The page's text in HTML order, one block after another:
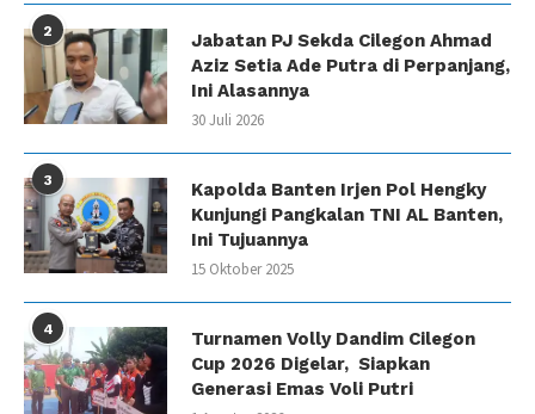
2
Jabatan PJ Sekda Cilegon Ahmad
Aziz Setia Ade Putra di Perpanjang,
Ini Alasannya
30 Juli 2026
3
Kapolda Banten Irjen Pol Hengky
Kunjungi Pangkalan TNI AL Banten,
Ini Tujuannya
15 Oktober 2025
4
Turnamen Volly Dandim Cilegon
Cup 2026 Digelar, Siapkan
Generasi Emas Voli Putri